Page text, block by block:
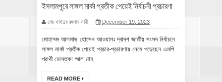
ইসলামপুরে লাঙ্গল মার্কা প্রতীক পেয়েই নির্বাচনী প্রচারণা
মোঃ সাইদুর রহমান সাদী December 19, 2023
মোহাম্মদ আলমাছ হোসেন আওয়ালঃ দ্বাদশ জাতীয় সংসদ নির্বাচনে
লাঙ্গল মার্কা প্রতীক পেয়েই প্রচার-প্রচারণায় নেমে পড়েছেন এমপি
প্রার্থী মোস্তফা আল মাহ...
READ MORE